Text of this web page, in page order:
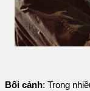
Bối cảnh: Trong